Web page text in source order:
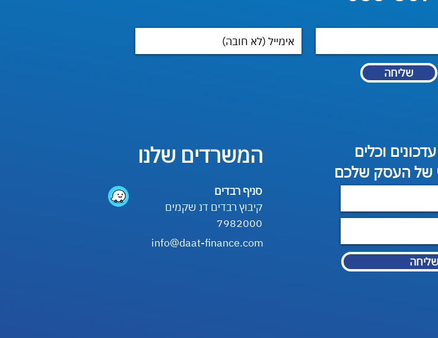
שליחה
המשרדים שלנו
וכלים
של העסק שלכם
סניף רבדים
קיבוץ רבדים דנ שקמים
7982000
info@daat-finance.com
שליחה